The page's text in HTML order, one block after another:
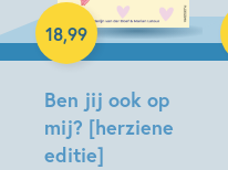
Ben jij ook op
mij? [herziene
editie]
18,99
Hardcover